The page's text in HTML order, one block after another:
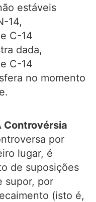
estáveis
14,
C-14
dada,
C-14
no momento
Controvérsia
por
lugar, é
de suposições
supor, por
(isto é,